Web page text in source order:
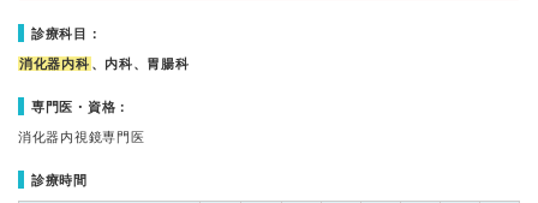
診療科目：
消化器内科 、内科、胃腸科
専門医・資格：
消化器内視鏡専門医
診療時間